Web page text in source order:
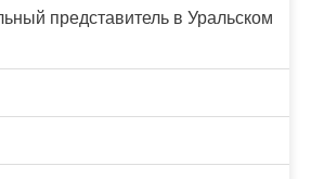
представитель в Уральском